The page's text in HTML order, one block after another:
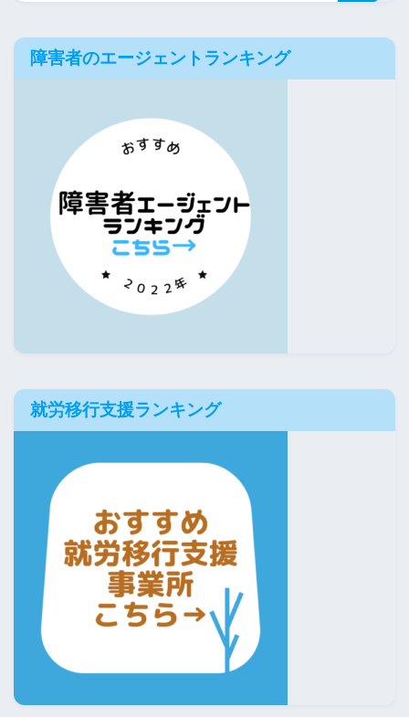
障害者のエージェントランキング
就労移行支援ランキング